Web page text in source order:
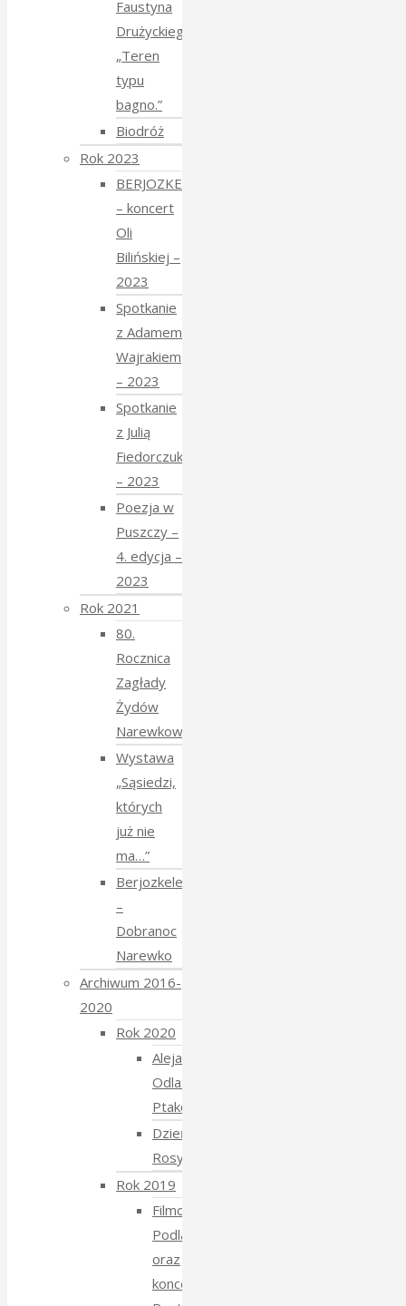
Faustyna
Drużyckiego
„Teren
typu
bagno.”
Biodróż
Rok 2023
BERJOZKELE
– koncert
Oli
Bilińskiej –
2023
Spotkanie
z Adamem
Wajrakiem
– 2023
Spotkanie
z Julią
Fiedorczuk
– 2023
Poezja w
Puszczy –
4. edycja –
2023
Rok 2021
80.
Rocznica
Zagłady
Żydów
Narewkowskich
Wystawa
„Sąsiedzi,
których
już nie
ma…”
Berjozkele
–
Dobranoc
Narewko
Archiwum 2016-
2020
Rok 2020
Aleja
Odlatujących
Ptaków
Dzień
Rosyjski
Rok 2019
Filmowe
Podlasie
oraz
koncert